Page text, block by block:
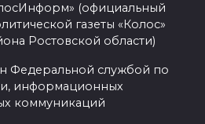
систем
11:37
в Ростове в пер.
появятся еще
(официальный
газеты «Колос»
Ростовской области)
Федеральной службой по
информационных
коммуникаций